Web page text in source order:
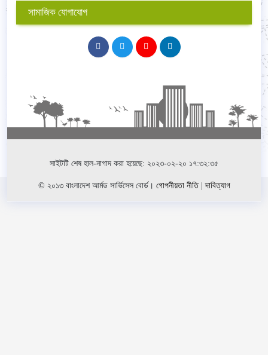
সামাজিক যোগাযোগ
সাইটটি শেষ হাল-নাগাদ করা হয়েছে: ২০২৩-০২-২০ ১৭:৩২:৩৫
© ২০১৩ বাংলাদেশ আর্মড সার্ভিসেস বোর্ড। গোপনীয়তা নীতি|দাবিত্যাগ